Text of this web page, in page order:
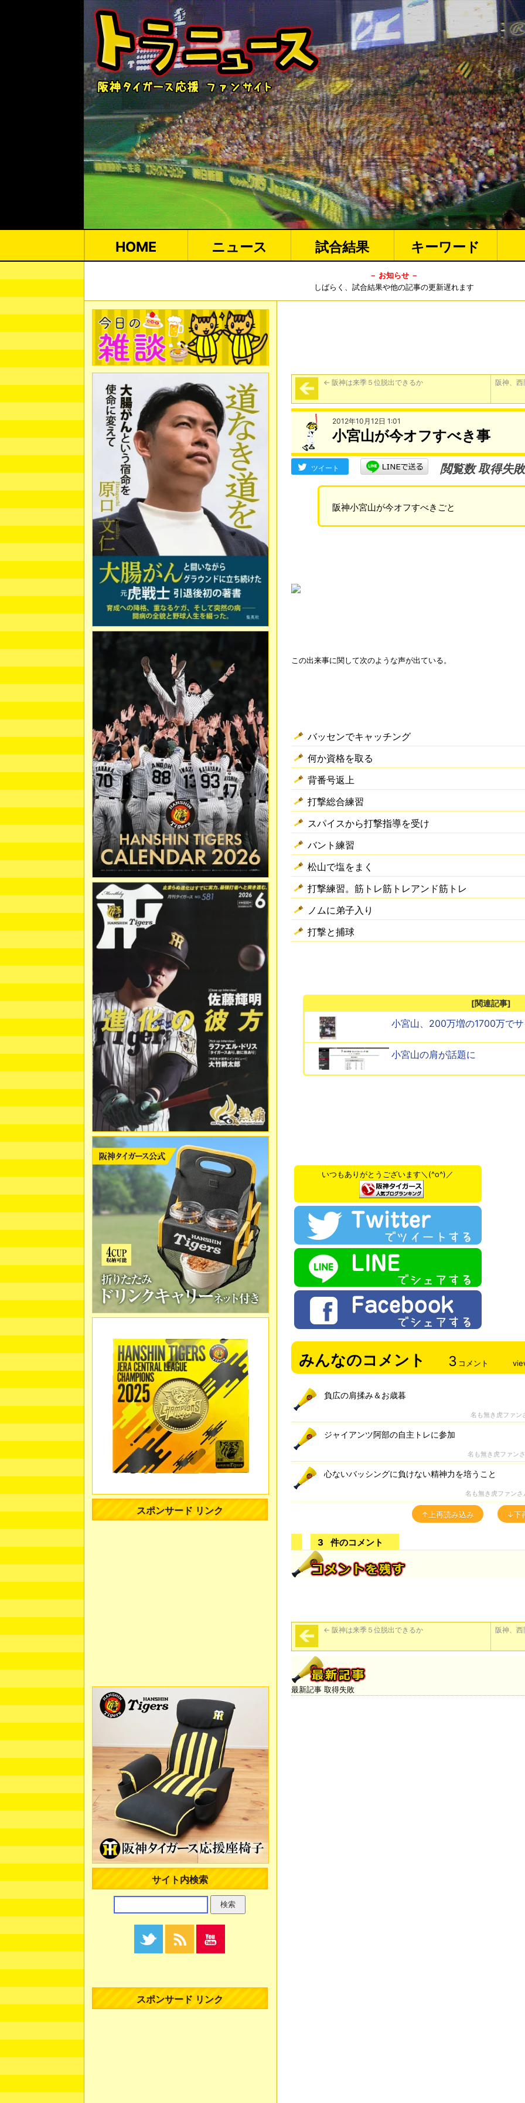
HOME ニュース 試合結果 キーワード
－ お知らせ －
しばらく、試合結果や他の記事の更新遅れます
← 阪神は来季５位脱出できるか 阪神、
2012年10月12日 1:01
小宮山が今オフすべき事
ツイート 閲覧数 取得失敗
阪神小宮山が今オフすべきごと
この出来事に関して次のような声が出ている。
バッセンでキャッチング
何か資格を取る
背番号返上
打撃総合練習
スパイスから打撃指導を受け
バント練習
松山で塩をまく
打撃練習。筋トレ筋トレアンド筋トレ
ノムに弟子入り
打撃と捕球
[関連記事]
小宮山、200万増の1700万で
小宮山の肩が話題に
いつもありがとうございます＼(^o^)／
みんなのコメント 3 コメント
負広の肩揉み＆お歳暮
名も無き虎ファン
ジャイアンツ阿部の自主トレに参加
名も無き虎ファン
心ないバッシングに負けない精神力を培うこと
名も無き虎ファン
↑上再読み込み ↓下
3 件のコメント
← 阪神は来季５位脱出できるか 阪神、
最新記事 取得失敗
スポンサード リンク
サイト内検索
スポンサード リンク